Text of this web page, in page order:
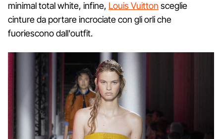
minimal total white, infine, Louis Vuitton sceglie
cinture da portare incrociate con gli orli che
fuoriescono dall'outfit.